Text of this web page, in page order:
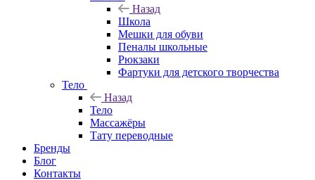
Назад
Школа
Мешки для обуви
Пеналы школьные
Рюкзаки
Фартуки для детского творчества
Тело
Назад
Тело
Массажёры
Тату переводные
Бренды
Блог
Контакты